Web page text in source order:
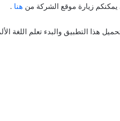
يمكنكم زيارة موقع الشركة من هنا .
هذا التطبيق والبدء تعلم اللغة